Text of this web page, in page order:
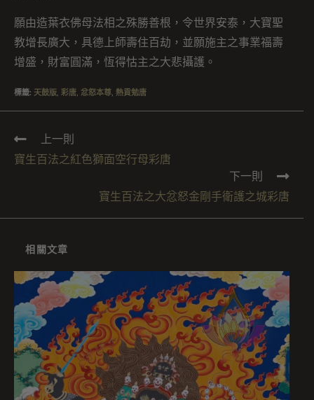
願由造葉衣佛母法相之殊勝善根，令世界安泰，大寶聖
教增長廣大，具德上師壽住百劫，並願施主之事業福壽
增盛，財富圓滿，恆得怙主之大悲攝護。
標籤: 天鼓版 彩唐 忿怒本尊 熱貢勉唐
上一則
寶生百法之紅色獅面空行母彩唐
下一則
寶生百法之大忿怒金剛手衛護之城彩唐
相關文章